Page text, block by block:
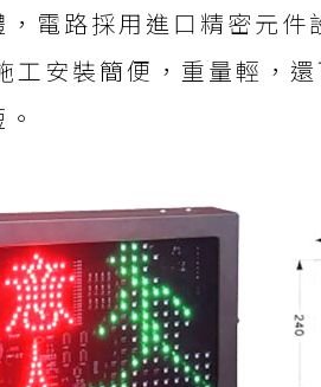
，電路採用進口精密元
工安裝簡便，重量輕，